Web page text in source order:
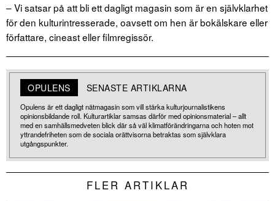
– Vi satsar på att bli ett dagligt magasin som är en självklarhet
för den kulturintresserade, oavsett om hen är bokälskare eller
författare, cineast eller filmregissör.
OPULENS SENASTE ARTIKLARNA
Opulens är ett dagligt nätmagasin som vill stärka kulturjournalistikens
opinionsbildande roll. Kulturartiklar samsas därför med opinionsmaterial – allt
med en samhällsmedveten blick där så väl klimatförändringarna och hoten mot
yttrandefriheten som de sociala orättvisorna betraktas som självklara
utgångspunkter.
FLER ARTIKLAR